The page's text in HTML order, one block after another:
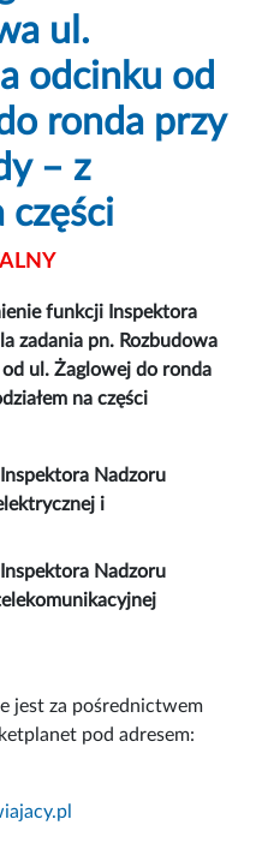
ul.
odcinku od
ronda przy
– z
części
funkcji Inspektora
zadania pn. Rozbudowa
ul. Żaglowej do ronda
na części
Nadzoru
i
Nadzoru
jest za pośrednictwem
pod adresem: